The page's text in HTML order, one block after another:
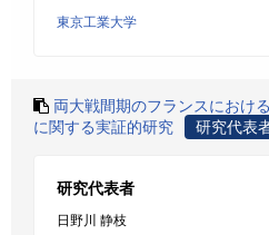
東京工業大学
両大戦間期のフランスにおけ
に関する実証的研究
研究代表
研究代表者
日野川 静枝